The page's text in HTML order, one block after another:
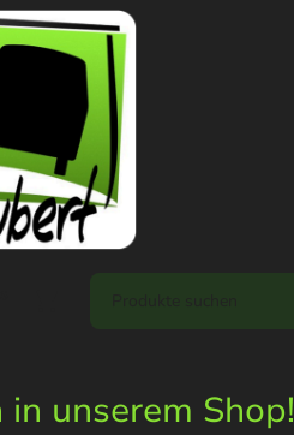
unserem Shop!